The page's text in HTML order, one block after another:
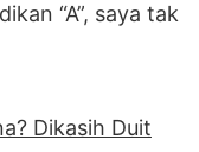
“A”, saya tak
Dikasih Duit